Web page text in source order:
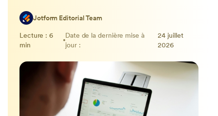
Jotform Editorial Team
Lecture : 6
min
Date de la dernière mise à
jour :
24 juillet
2026